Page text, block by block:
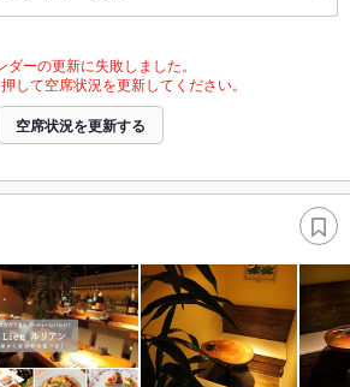
ダーの更新に失敗しました。
して空席状況を更新してください。
空席状況を更新する